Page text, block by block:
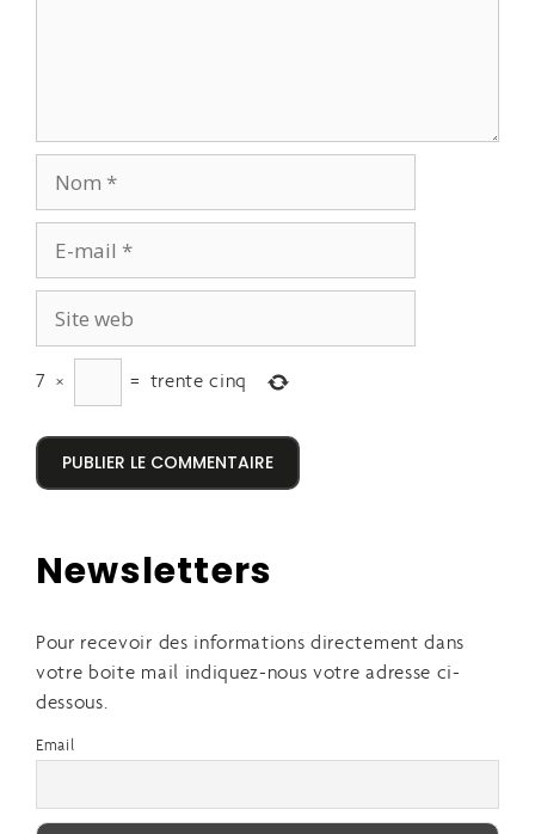
7 × = trente cinq
Newsletters
Pour recevoir des informations directement dans
votre boite mail indiquez-nous votre adresse ci-
dessous.
Email